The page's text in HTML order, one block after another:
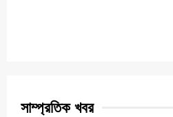
সাম্প্রতিক খবর